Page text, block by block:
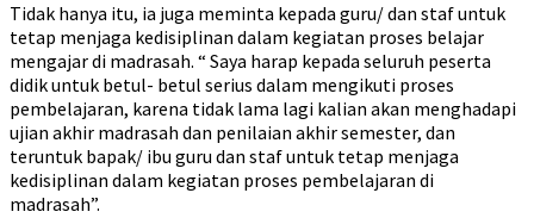
Tidak hanya itu, ia juga meminta kepada guru/ dan staf untuk
tetap menjaga kedisiplinan dalam kegiatan proses belajar
mengajar di madrasah. “ Saya harap kepada seluruh peserta
didik untuk betul- betul serius dalam mengikuti proses
pembelajaran, karena tidak lama lagi kalian akan menghadapi
ujian akhir madrasah dan penilaian akhir semester, dan
teruntuk bapak/ ibu guru dan staf untuk tetap menjaga
kedisiplinan dalam kegiatan proses pembelajaran di
madrasah”.